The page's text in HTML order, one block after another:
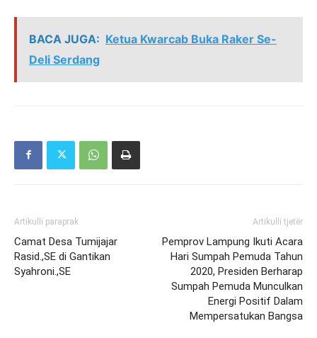
BACA JUGA: Ketua Kwarcab Buka Raker Se-
Deli Serdang
Artikulli paraprak
Camat Desa Tumijajar
Rasid.,SE di Gantikan
Syahroni.,SE
Artikulli tjetër
Pemprov Lampung Ikuti Acara
Hari Sumpah Pemuda Tahun
2020, Presiden Berharap
Sumpah Pemuda Munculkan
Energi Positif Dalam
Mempersatukan Bangsa